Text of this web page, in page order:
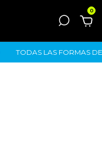
0
TODAS LAS FORMAS